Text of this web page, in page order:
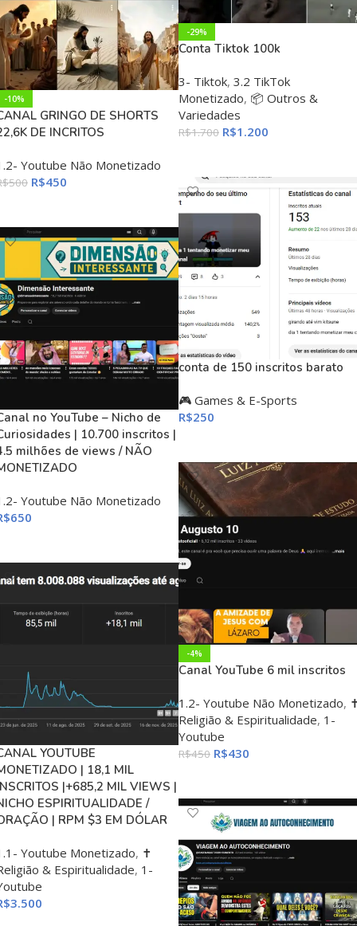
-29%
Conta Tiktok 100k
3- Tiktok, 3.2 TikTok
Monetizado, 📦 Outros &
Variedades
R$1.700 R$1.200
-10%
GRINGO DE SHORTS
DE INCRITOS
Youtube Não Monetizado
500 R$450
conta de 150 inscritos barato
🎮 Games & E-Sports
R$250
no YouTube – Nicho de
| 10.700 inscritos |
milhões de views / NÃO
Youtube Não Monetizado
650
-4%
Canal YouTube 6 mil inscritos
1.2- Youtube Não Monetizado,
Religião & Espiritualidade, 1-
Youtube
R$450 R$430
YOUTUBE
| 18,1 MIL
|+685,2 MIL VIEWS |
ESPIRITUALIDADE /
| RPM $3 EM DÓLAR
Youtube Monetizado, ✝️
& Espiritualidade, 1-
3.500